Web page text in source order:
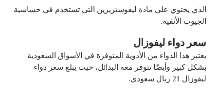
الذي يحتوي على مادة ليفوستريزين التي تستخدم في حساسية
الجيوب الأنفية.
سعر دواء ليفوزال
يعتبر هذا الدواء من الأدوية المتوفرة في الأسواق السعودية
بشكل كبير وأيضًا تتوفر معه البدائل، حيث يبلغ سعر دواء
ليفوزال 21 ريال سعودي.